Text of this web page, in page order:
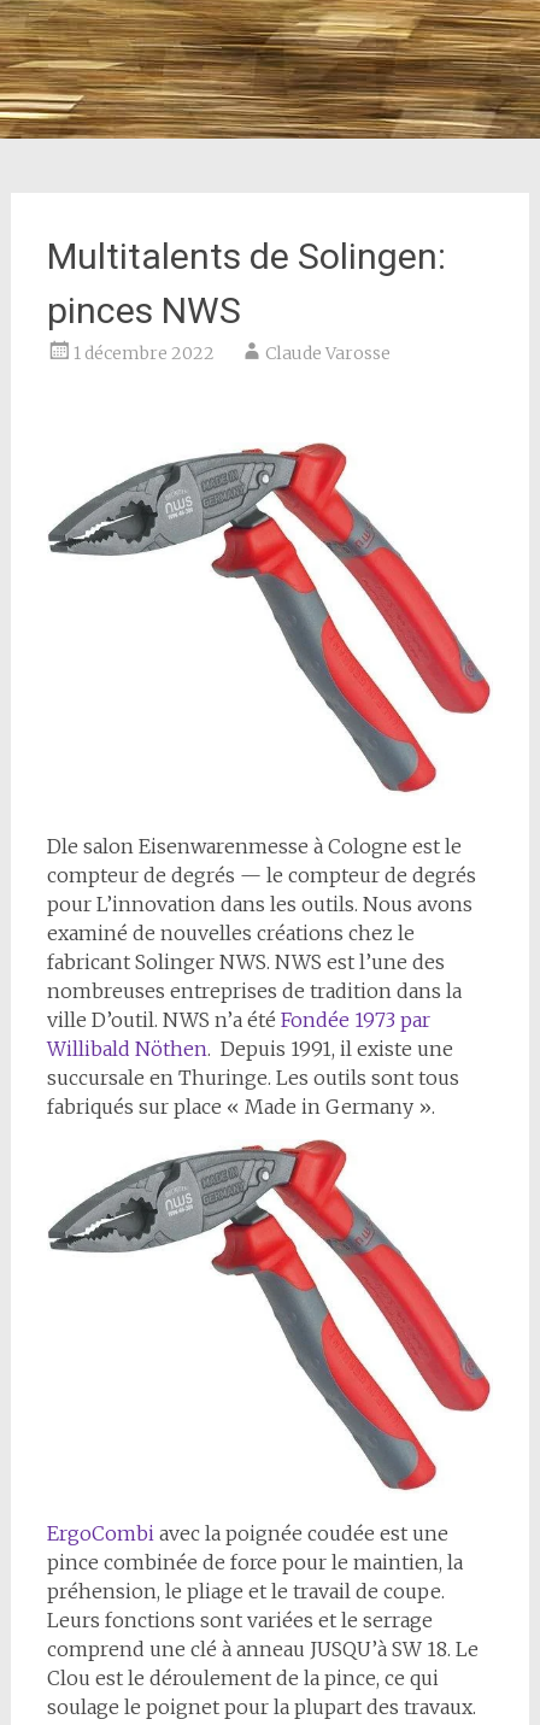
Multitalents de Solingen:
pinces NWS
1 décembre 2022 Claude Varosse
Dle salon Eisenwarenmesse à Cologne est le
compteur de degrés — le compteur de degrés
pour L’innovation dans les outils. Nous avons
examiné de nouvelles créations chez le
fabricant Solinger NWS. NWS est l’une des
nombreuses entreprises de tradition dans la
ville D’outil. NWS n’a été Fondée 1973 par
Willibald Nöthen. Depuis 1991, il existe une
succursale en Thuringe. Les outils sont tous
fabriqués sur place « Made in Germany ».
ErgoCombi avec la poignée coudée est une
pince combinée de force pour le maintien, la
préhension, le pliage et le travail de coupe.
Leurs fonctions sont variées et le serrage
comprend une clé à anneau JUSQU’à SW 18. Le
Clou est le déroulement de la pince, ce qui
soulage le poignet pour la plupart des travaux.